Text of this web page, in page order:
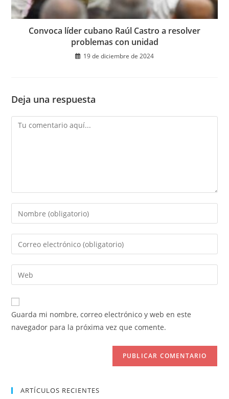
Convoca líder cubano Raúl Castro a resolver
problemas con unidad
19 de diciembre de 2024
Deja una respuesta
Comentario
Introduce
tu
nombre
de
usuario
para
comentar
Introduce
tu
dirección
de
electrónico
para
comentar
Introduce
la
URL
de
Guarda mi nombre, correo electrónico y web en este
navegador para la próxima vez que comente.
ARTÍCULOS RECIENTES